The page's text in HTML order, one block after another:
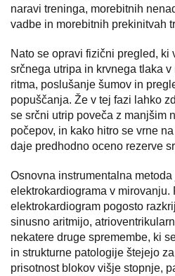
naravi treninga, morebitnih
vadbe in morebitnih prekinitvah
Nato se opravi fizični pregled, ki
srčnega utripa in krvnega tlaka
ritma, poslušanje šumov in
popuščanja. Že v tej fazi lahko
se srčni utrip poveča z manjšim
počepov, in kako hitro se vrne
daje predhodno oceno rezerve
Osnovna instrumentalna
elektrokardiograma v mirovanju.
elektrokardiogram pogosto
sinusno aritmijo,
nekatere druge spremembe, ki
in strukturne patologije štejejo
prisotnost blokov višje stopnje,